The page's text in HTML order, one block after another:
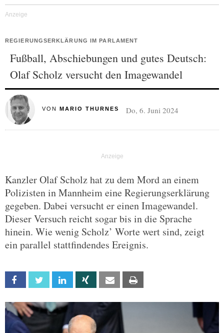
REGIERUNGSERKLÄRUNG IM PARLAMENT
Fußball, Abschiebungen und gutes Deutsch:
Olaf Scholz versucht den Imagewandel
VON MARIO THURNES Do, 6. Juni 2024
Kanzler Olaf Scholz hat zu dem Mord an einem
Polizisten in Mannheim eine Regierungserklärung
gegeben. Dabei versucht er einen Imagewandel.
Dieser Versuch reicht sogar bis in die Sprache
hinein. Wie wenig Scholz’ Worte wert sind, zeigt
ein parallel stattfindendes Ereignis.
Facebook Twitter Linkedin Xing Email